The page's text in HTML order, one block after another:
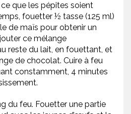
ce que les pépites soient
fouetter ½ tasse (125 ml)
de maïs pour obtenir un
ce mélange
reste du lait, en fouettant, et
de chocolat. Cuire à feu
constamment, 4 minutes
du feu. Fouetter une partie